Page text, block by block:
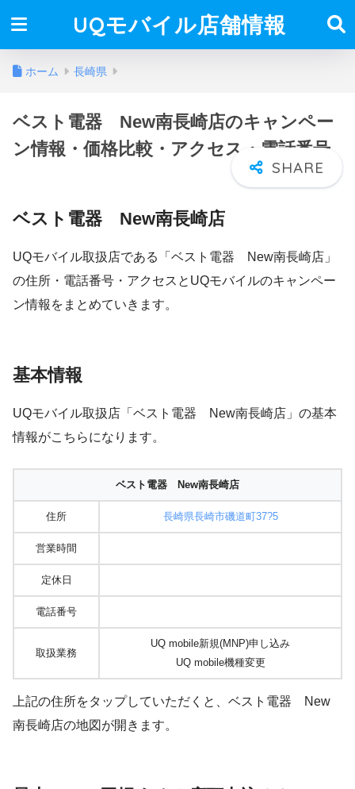
UQモバイル店舗情報
ホーム 長崎県
ベスト電器 New南長崎店のキャンペー
ン情報・価格比較・アクセス・電話番号
ベスト電器 New南長崎店
UQモバイル取扱店である「ベスト電器 New南長崎店」
の住所・電話番号・アクセスとUQモバイルのキャンペー
ン情報をまとめていきます。
基本情報
UQモバイル取扱店「ベスト電器 New南長崎店」の基本
情報がこちらになります。
ベスト電器 New南長崎店
住所 長崎県長崎市磯道町37?5
営業時間
定休日
電話番号
取扱業務
UQ mobile新規(MNP)申し込み
UQ mobile機種変更
上記の住所をタップしていただくと、ベスト電器 New
南長崎店の地図が開きます。